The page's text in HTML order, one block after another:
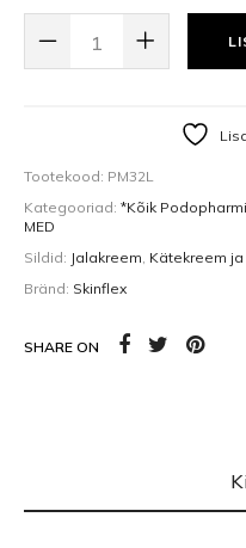
Tootekood: PM32L
Kategooriad: *Kõik
MED
Sildid: Jalakreem, Kätekreem
Bränd: Skinflex
SHARE ON